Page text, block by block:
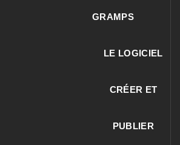
GRAMPS
LE LOGICIEL
CRÉER ET
PUBLIER